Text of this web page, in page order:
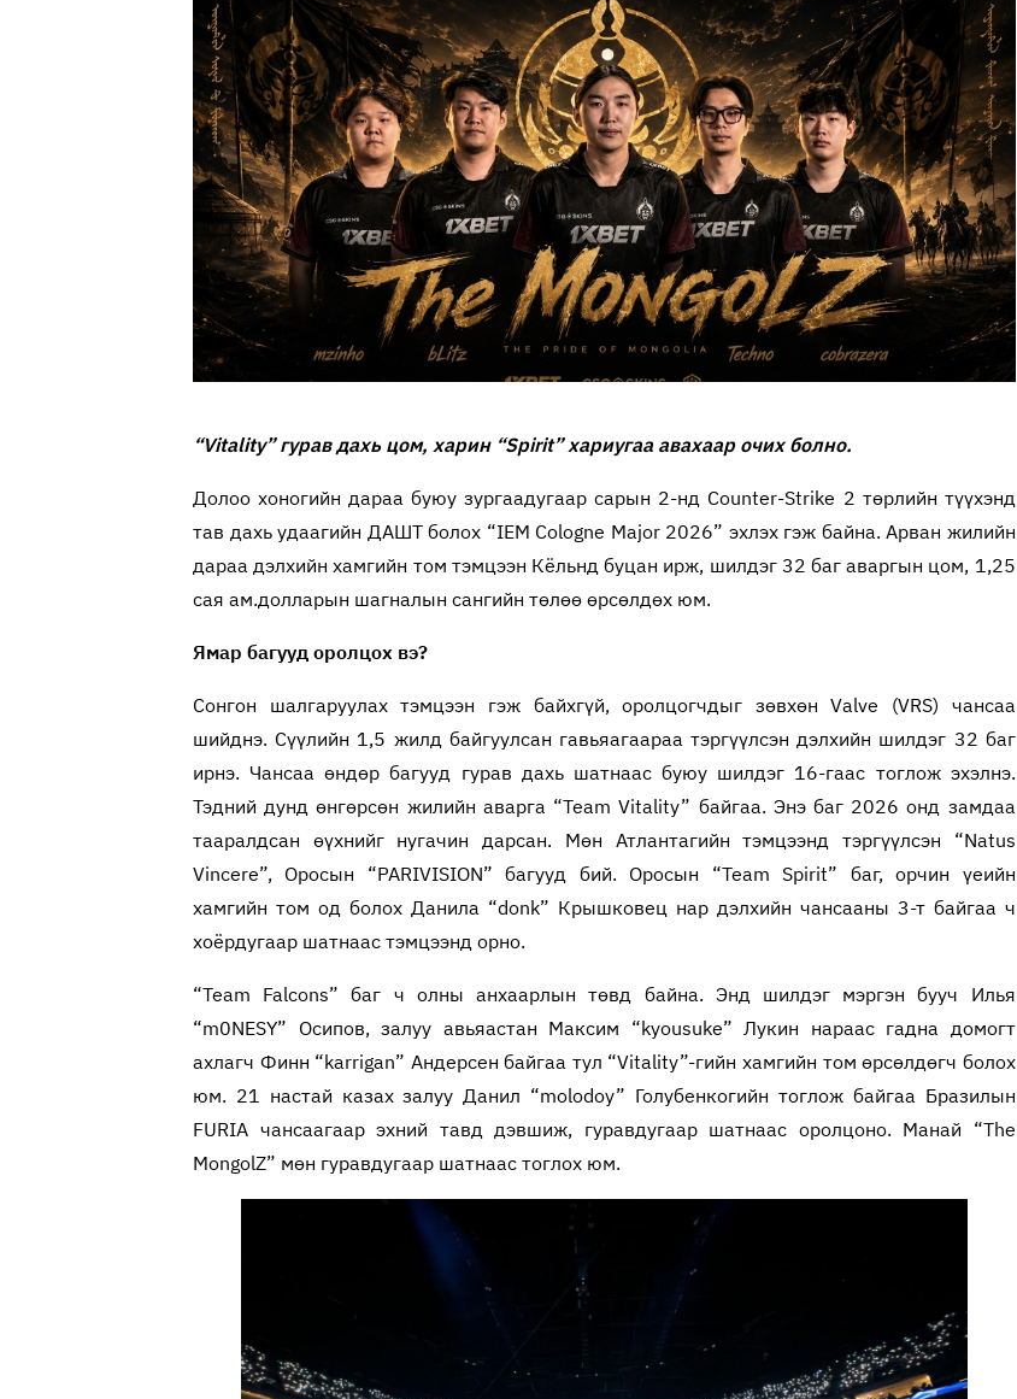
“Vitality” гурав дахь цом, харин “Spirit” хариугаа авахаар очих болно.
Долоо хоногийн дараа буюу зургаадугаар сарын 2-нд Counter-Strike 2 төрлийн түүхэнд
тав дахь удаагийн ДАШТ болох “IEM Cologne Major 2026” эхлэх гэж байна. Арван жилийн
дараа дэлхийн хамгийн том тэмцээн Кёльнд буцан ирж, шилдэг 32 баг аваргын цом, 1,25
сая ам.долларын шагналын сангийн төлөө өрсөлдөх юм.
Ямар багууд оролцох вэ?
Сонгон шалгаруулах тэмцээн гэж байхгүй, оролцогчдыг зөвхөн Valve (VRS) чансаа
шийднэ. Сүүлийн 1,5 жилд байгуулсан гавьяагаараа тэргүүлсэн дэлхийн шилдэг 32 баг
ирнэ. Чансаа өндөр багууд гурав дахь шатнаас буюу шилдэг 16-гаас тоглож эхэлнэ.
Тэдний дунд өнгөрсөн жилийн аварга “Team Vitality” байгаа. Энэ баг 2026 онд замдаа
тааралдсан өүхнийг нугачин дарсан. Мөн Атлантагийн тэмцээнд тэргүүлсэн “Natus
Vincere”, Оросын “PARIVISION” багууд бий. Оросын “Team Spirit” баг, орчин үеийн
хамгийн том од болох Данила “donk” Крышковец нар дэлхийн чансааны 3-т байгаа ч
хоёрдугаар шатнаас тэмцээнд орно.
“Team Falcons” баг ч олны анхаарлын төвд байна. Энд шилдэг мэргэн бууч Илья
“m0NESY” Осипов, залуу авьяастан Максим “kyousuke” Лукин нараас гадна домогт
ахлагч Финн “karrigan” Андерсен байгаа тул “Vitality”-гийн хамгийн том өрсөлдөгч болох
юм. 21 настай казах залуу Данил “molodoy” Голубенкогийн тоглож байгаа Бразилын
FURIA чансаагаар эхний тавд дэвшиж, гуравдугаар шатнаас оролцоно. Манай “The
MongolZ” мөн гуравдугаар шатнаас тоглох юм.